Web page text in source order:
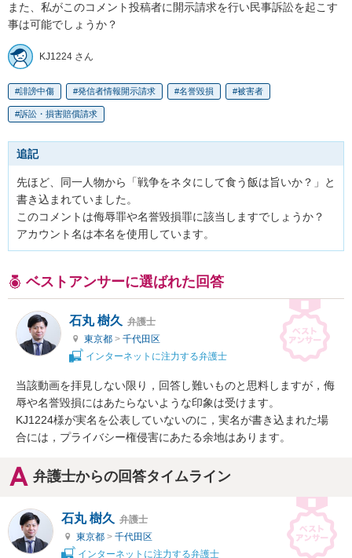
また、私がこのコメント投稿者に開示請求を行い民事訴訟を起こす
事は可能でしょうか？
KJ1224 さん
誹謗中傷 発信者情報開示請求 名誉毀損 被害者
訴訟・損害賠償請求
追記
先ほど、同一人物から「戦争をネタにして食う飯は旨いか？」と
書き込まれていました。
このコメントは侮辱罪や名誉毀損罪に該当しますでしょうか？
アカウント名は本名を使用しています。
ベストアンサーに選ばれた回答
石丸 樹久 弁護士
東京都 > 千代田区
インターネットに注力する弁護士
当該動画を拝見しない限り，回答し難いものと思料しますが，侮
辱や名誉毀損にはあたらないような印象は受けます。
KJ1224様が実名を公表していないのに，実名が書き込まれた場
合には，プライバシー権侵害にあたる余地はあります。
弁護士からの回答タイムライン
石丸 樹久 弁護士
東京都 > 千代田区
インターネットに注力する弁護士